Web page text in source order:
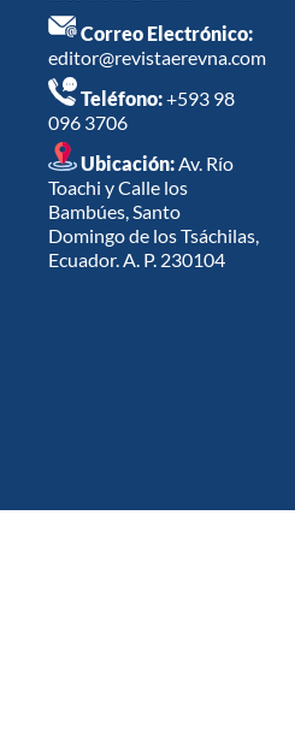
Correo Electrónico:
editor@revistaerevna.com
Teléfono:+593 98
096 3706
Ubicación: Av. Río
Toachi y Calle los
Bambúes, Santo
Domingo de los Tsáchilas,
Ecuador. A. P. 230104